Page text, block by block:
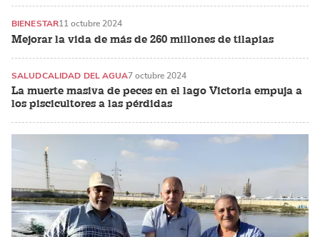
Mejorar la vida de más de 260 millones de tilapias
BIENESTAR11 octubre 2024
La muerte masiva de peces en el lago Victoria empuja a
los piscicultores a las pérdidas
SALUDCALIDAD DEL AGUA7 octubre 2024